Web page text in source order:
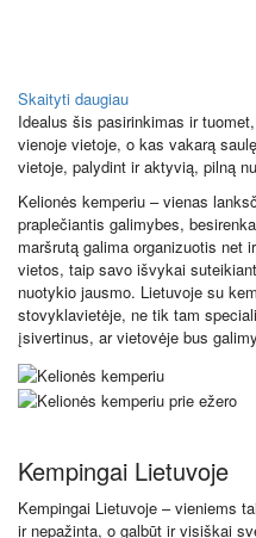
Skaityti daugiau
Idealus šis pasirinkimas ir
vienoje vietoje, o kas vakarą
vietoje, palydint ir aktyvią, pilną
Kelionės kemperiu – vienas
praplečiantis galimybes,
maršrutą galima organizuotis net
vietos, taip savo išvykai
nuotykio jausmo. Lietuvoje su
stovyklavietėje, ne tik tam
įsivertinus, ar vietovėje bus
Kempingai Lietuvoje
Kempingai Lietuvoje – vieniems
ir nepažinta, o galbūt ir visiškai